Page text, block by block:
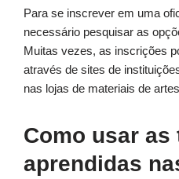
Para se inscrever em uma
necessário pesquisar as
Muitas vezes, as inscrições
através de sites de
nas lojas de materiais de
Como usar as
aprendidas